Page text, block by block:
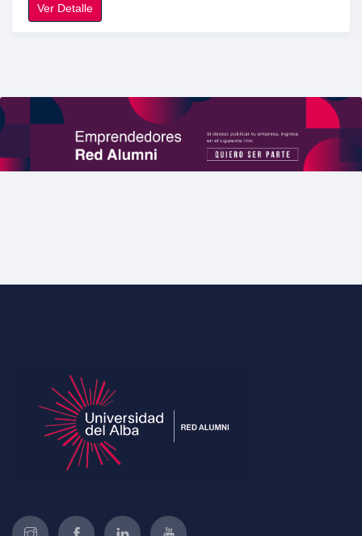
Ver Detalle